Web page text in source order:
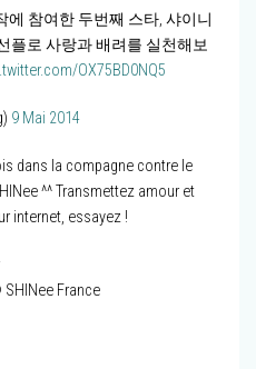
참여한 두번째 스타, 샤이니
플로 사랑과 배려를 실천해보
OX75BD0NQ5
9 Mai 2014
dans la compagne contre le
^^ Transmettez amour et
internet, essayez !
SHINee France